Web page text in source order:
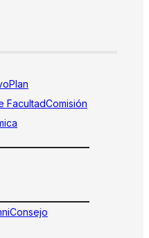
Plan
FacultadComisión
Consejo